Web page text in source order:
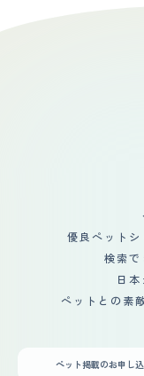
優良ペット
検索で
日
ペットとの素
ペット掲載のお申し